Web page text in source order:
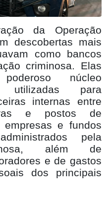
da Operação
descobertas mais
como bancos
criminosa. Elas
núcleo
utilizadas para
internas entre
e postos de
e fundos
pela
além de
e de gastos
dos principais